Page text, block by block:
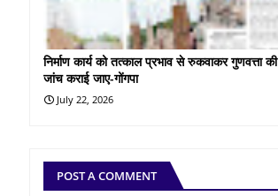
निर्माण कार्य को तत्काल प्रभाव से रुकवाकर गुणवत्ता की
जांच कराई जाए-गोंगपा
July 22, 2026
POST A COMMENT